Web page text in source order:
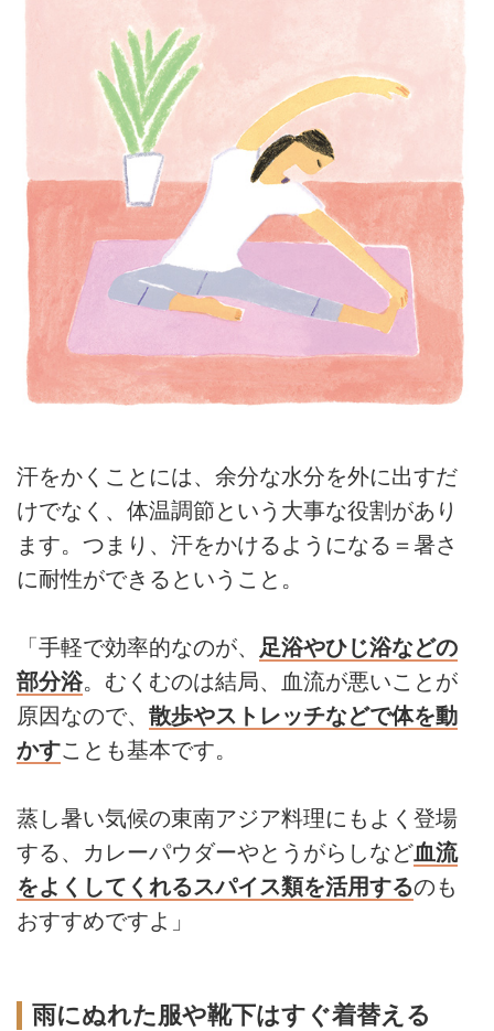
汗をかくことには、余分な水分を外に出すだ
けでなく、体温調節という大事な役割があり
ます。つまり、汗をかけるようになる＝暑さ
に耐性ができるということ。
「手軽で効率的なのが、 足浴やひじ浴などの
部分浴。むくむのは結局、血流が悪いことが
原因なので、 散歩やストレッチなどで体を動
かすことも基本です。
蒸し暑い気候の東南アジア料理にもよく登場
する、カレーパウダーやとうがらしなど血流
をよくしてくれるスパイス類を活用するのも
おすすめですよ」
雨にぬれた服や靴下はすぐ着替える